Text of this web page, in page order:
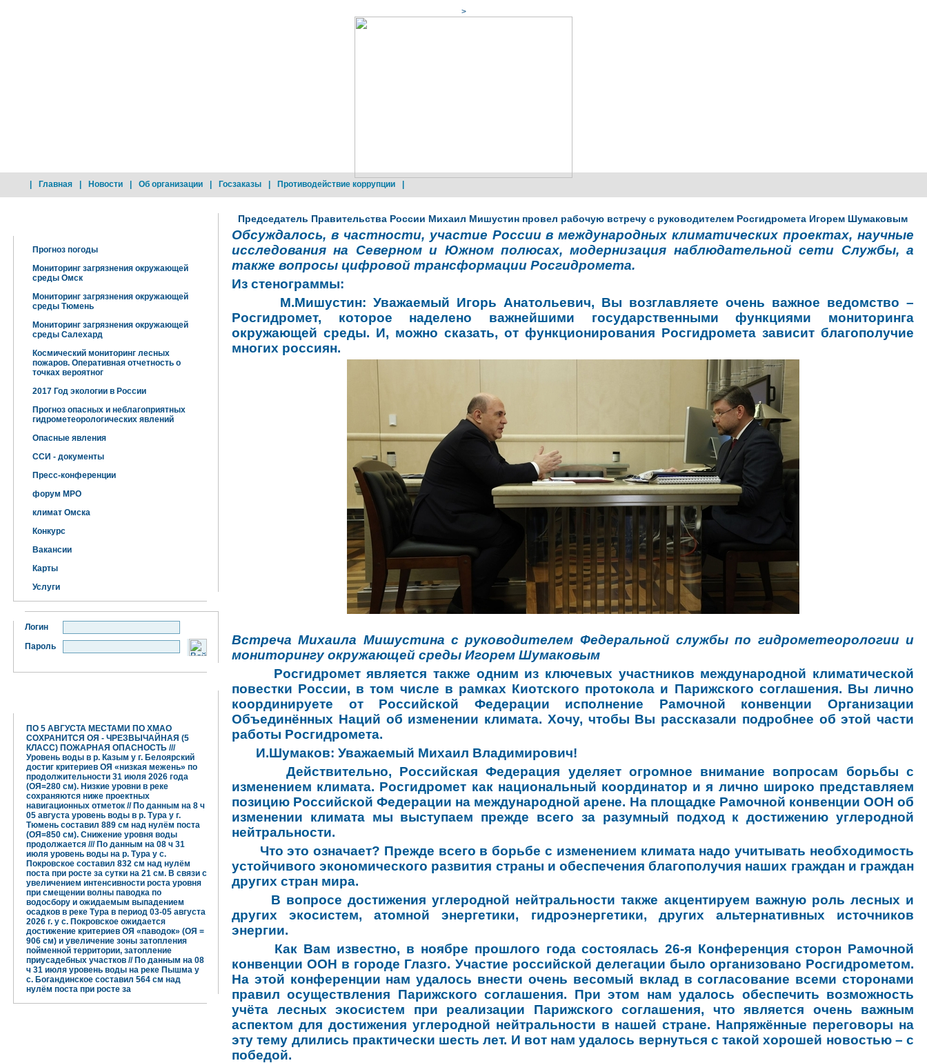
>
Главная Новости Об организации Госзаказы Противодействие коррупции
Прогноз погоды
Мониторинг загрязнения окружающей
среды Омск
Мониторинг загрязнения окружающей
среды Тюмень
Мониторинг загрязнения окружающей
среды Салехард
Космический мониторинг лесных
пожаров. Оперативная отчетность о
точках вероятног
2017 Год экологии в России
Прогноз опасных и неблагоприятных
гидрометеорологических явлений
Опасные явления
ССИ - документы
Пресс-конференции
форум МРО
климат Омска
Конкурс
Вакансии
Карты
Услуги
Логин
Пароль
ПО 5 АВГУСТА МЕСТАМИ ПО ХМАО
СОХРАНИТСЯ ОЯ - ЧРЕЗВЫЧАЙНАЯ (5
КЛАСС) ПОЖАРНАЯ ОПАСНОСТЬ ///
Уровень воды в р. Казым у г. Белоярский
достиг критериев ОЯ «низкая межень» по
продолжительности 31 июля 2026 года
(ОЯ=280 см). Низкие уровни в реке
сохраняются ниже проектных
навигационных отметок // По данным на 8 ч
05 августа уровень воды в р. Тура у г.
Тюмень составил 889 см над нулём поста
(ОЯ=850 см). Снижение уровня воды
продолжается /// По данным на 08 ч 31
июля уровень воды на р. Тура у с.
Покровское составил 832 см над нулём
поста при росте за сутки на 21 см. В связи с
увеличением интенсивности роста уровня
при смещении волны паводка по
водосбору и ожидаемым выпадением
осадков в реке Тура в период 03-05 августа
2026 г. у с. Покровское ожидается
достижение критериев ОЯ «паводок» (ОЯ =
906 см) и увеличение зоны затопления
пойменной территории, затопление
приусадебных участков // По данным на 08
ч 31 июля уровень воды на реке Пышма у
с. Богандинское составил 564 см над
нулём поста при росте за
Председатель Правительства России Михаил Мишустин провел рабочую встречу с руководителем Росгидромета Игорем Шумаковым
Обсуждалось, в частности, участие России в международных климатических проектах, научные
исследования на Северном и Южном полюсах, модернизация наблюдательной сети Службы, а
также вопросы цифровой трансформации Росгидромета.
Из стенограммы:
М.Мишустин: Уважаемый Игорь Анатольевич, Вы возглавляете очень важное ведомство –
Росгидромет, которое наделено важнейшими государственными функциями мониторинга
окружающей среды. И, можно сказать, от функционирования Росгидромета зависит благополучие
многих россиян.
Встреча Михаила Мишустина с руководителем Федеральной службы по гидрометеорологии и
мониторингу окружающей среды Игорем Шумаковым
Росгидромет является также одним из ключевых участников международной климатической
повестки России, в том числе в рамках Киотского протокола и Парижского соглашения. Вы лично
координируете от Российской Федерации исполнение Рамочной конвенции Организации
Объединённых Наций об изменении климата. Хочу, чтобы Вы рассказали подробнее об этой части
работы Росгидромета.
И.Шумаков: Уважаемый Михаил Владимирович!
Действительно, Российская Федерация уделяет огромное внимание вопросам борьбы с
изменением климата. Росгидромет как национальный координатор и я лично широко представляем
позицию Российской Федерации на международной арене. На площадке Рамочной конвенции ООН об
изменении климата мы выступаем прежде всего за разумный подход к достижению углеродной
нейтральности.
Что это означает? Прежде всего в борьбе с изменением климата надо учитывать необходимость
устойчивого экономического развития страны и обеспечения благополучия наших граждан и граждан
других стран мира.
В вопросе достижения углеродной нейтральности также акцентируем важную роль лесных и
других экосистем, атомной энергетики, гидроэнергетики, других альтернативных источников
энергии.
Как Вам известно, в ноябре прошлого года состоялась 26-я Конференция сторон Рамочной
конвенции ООН в городе Глазго. Участие российской делегации было организовано Росгидрометом.
На этой конференции нам удалось внести очень весомый вклад в согласование всеми сторонами
правил осуществления Парижского соглашения. При этом нам удалось обеспечить возможность
учёта лесных экосистем при реализации Парижского соглашения, что является очень важным
аспектом для достижения углеродной нейтральности в нашей стране. Напряжённые переговоры на
эту тему длились практически шесть лет. И вот нам удалось вернуться с такой хорошей новостью – с
победой.